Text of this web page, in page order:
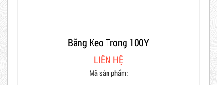
Băng Keo Trong 100Y
LIÊN HỆ
Mã sản phẩm: